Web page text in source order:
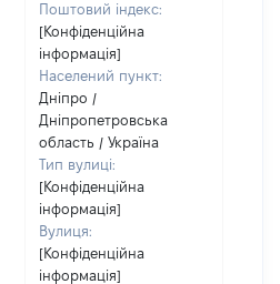
Поштовий індекс:
[Конфіденційна
інформація]
Населений пункт:
Дніпро /
Дніпропетровська
область / Україна
Тип вулиці:
[Конфіденційна
інформація]
Вулиця:
[Конфіденційна
інформація]